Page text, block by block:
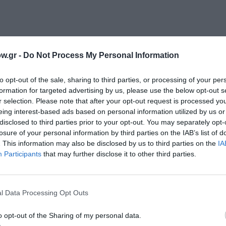
- Do Not Process My Personal Information
opt-out of the sale, sharing to third parties, or processing of your
for targeted advertising by us, please use the below opt-out
selection. Please note that after your opt-out request is processed
interest-based ads based on personal information utilized by us
to third parties prior to your opt-out. You may separately
of your personal information by third parties on the IAB’s list of
This information may also be disclosed by us to third parties on the
Participants that may further disclose it to other third parties.
Data Processing Opt Outs
opt-out of the Sharing of my personal data.
Ηλέκτρα Σαρρή, Ξένια Ντάνια, Δέσποινα Μαρία
ΚΟΖΑΝΗΣ
ηλικία